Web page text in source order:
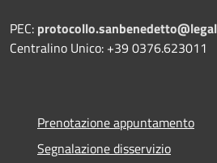
PEC:
Centralino Unico: +39 0376.623011
Prenotazione appuntamento
Segnalazione disservizio